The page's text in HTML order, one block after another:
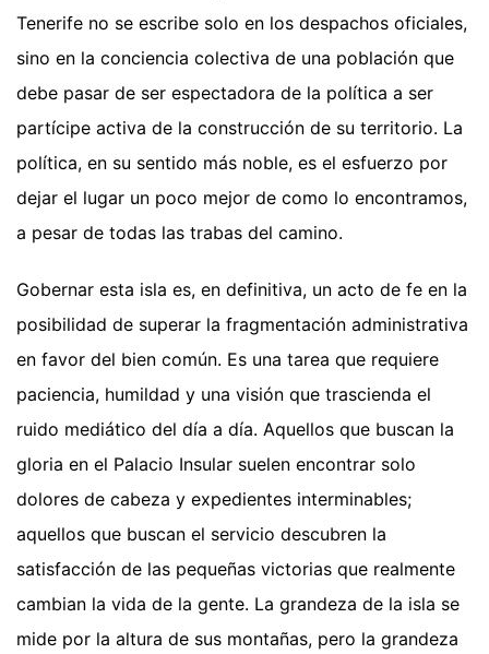
Tenerife no se escribe solo en los despachos oficiales,
sino en la conciencia colectiva de una población que
debe pasar de ser espectadora de la política a ser
partícipe activa de la construcción de su territorio. La
política, en su sentido más noble, es el esfuerzo por
dejar el lugar un poco mejor de como lo encontramos,
a pesar de todas las trabas del camino.
Gobernar esta isla es, en definitiva, un acto de fe en la
posibilidad de superar la fragmentación administrativa
en favor del bien común. Es una tarea que requiere
paciencia, humildad y una visión que trascienda el
ruido mediático del día a día. Aquellos que buscan la
gloria en el Palacio Insular suelen encontrar solo
dolores de cabeza y expedientes interminables;
aquellos que buscan el servicio descubren la
satisfacción de las pequeñas victorias que realmente
cambian la vida de la gente. La grandeza de la isla se
mide por la altura de sus montañas, pero la grandeza